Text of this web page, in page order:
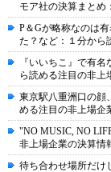
モア社の決算まとめ
P＆Gが略称なのは
た？など：１分から
『いいちこ』で有
ら読める注目の非上
東京駅八重洲口の顔
める注目の非上場企
"NO MUSIC, NO
非上場企業の決算情
待ち合わせ場所だけ